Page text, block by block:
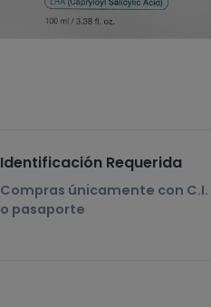
Identificación Requerida
Compras únicamente con C.I.
o pasaporte